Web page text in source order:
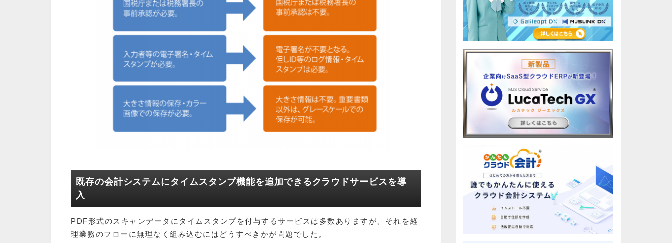
既存の会計システムにタイムスタンプ機能を追加できるクラウドサービスを導
入
PDF形式のスキャンデータにタイムスタンプを付与するサービスは多数ありますが、それを経
理業務のフローに無理なく組み込むにはどうすべきかが問題でした。